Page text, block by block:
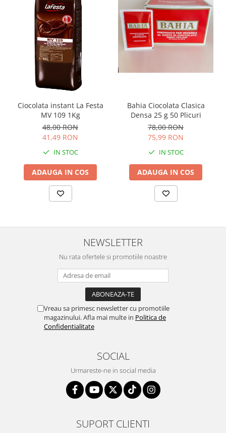
Ciocolata instant La Festa
MV 109 1Kg
48,00 RON
41,49 RON
IN STOC
ADAUGA IN COS
Bahia Ciocolata Clasica
Densa 25 g 50 Plicuri
78,00 RON
75,99 RON
IN STOC
ADAUGA IN COS
NEWSLETTER
Nu rata ofertele si promotiile noastre
Vreau sa primesc newsletter cu promotiile
magazinului. Afla mai multe in Politica de
Confidentialitate
SOCIAL
Urmareste-ne in social media
SUPORT CLIENTI